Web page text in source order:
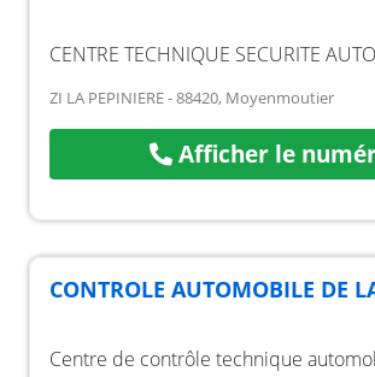
CENTRE TECHNIQUE SECURITE
ZI LA PEPINIERE - 88420, Moyenmoutier
Afficher le
CONTROLE AUTOMOBILE DE
Centre de contrôle technique